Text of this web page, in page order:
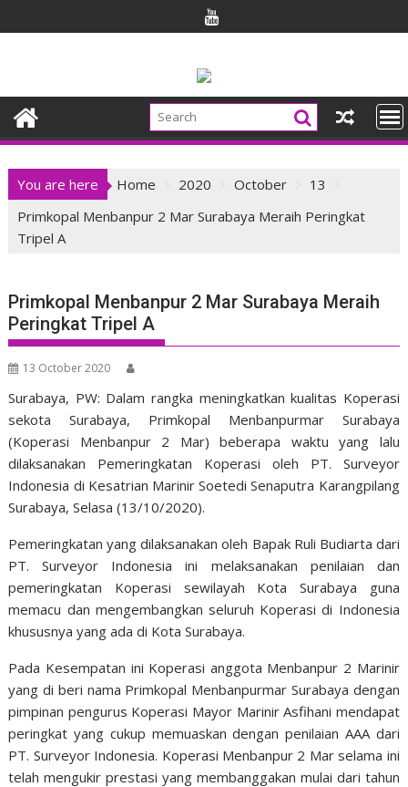
to
You are here Home 2020 October
13
Primkopal Menbanpur 2 Mar Surabaya Meraih Peringkat
Tripel A
Primkopal Menbanpur 2 Mar Surabaya Meraih
Peringkat Tripel A
13 October 2020
Surabaya, PW: Dalam rangka meningkatkan kualitas Koperasi
sekota Surabaya, Primkopal Menbanpurmar Surabaya
(Koperasi Menbanpur 2 Mar) beberapa waktu yang lalu
dilaksanakan Pemeringkatan Koperasi oleh PT. Surveyor
Indonesia di Kesatrian Marinir Soetedi Senaputra Karangpilang
Surabaya, Selasa (13/10/2020).
Pemeringkatan yang dilaksanakan oleh Bapak Ruli Budiarta dari
PT. Surveyor Indonesia ini melaksanakan penilaian dan
pemeringkatan Koperasi sewilayah Kota Surabaya guna
memacu dan mengembangkan seluruh Koperasi di Indonesia
khususnya yang ada di Kota Surabaya.
Pada Kesempatan ini Koperasi anggota Menbanpur 2 Marinir
yang di beri nama Primkopal Menbanpurmar Surabaya dengan
pimpinan pengurus Koperasi Mayor Marinir Asfihani mendapat
peringkat yang cukup memuaskan dengan penilaian AAA dari
PT. Surveyor Indonesia. Koperasi Menbanpur 2 Mar selama ini
telah mengukir prestasi yang membanggakan mulai dari tahun